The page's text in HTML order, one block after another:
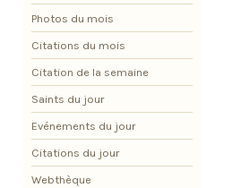
Photos du mois
Citations du mois
Citation de la semaine
Saints du jour
Evénements du jour
Citations du jour
Webthèque